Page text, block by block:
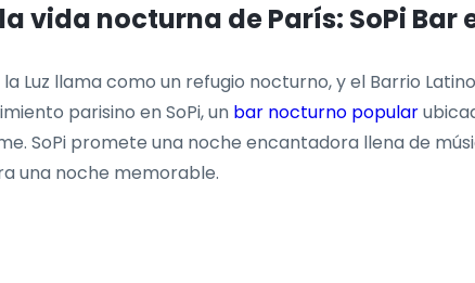
vida nocturna de París: SoPi
la Luz llama como un refugio nocturno, y el Barrio
parisino en SoPi, un bar nocturno popular
SoPi promete una noche encantadora llena de
una noche memorable.